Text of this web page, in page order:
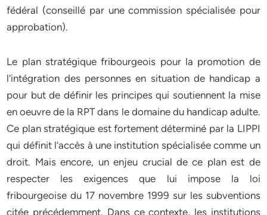
fédéral (conseillé par une commission spécialisée pour
approbation).
Le plan stratégique fribourgeois pour la promotion de
l’intégration des personnes en situation de handicap a
pour but de définir les principes qui soutiennent la mise
en oeuvre de la RPT dans le domaine du handicap adulte.
Ce plan stratégique est fortement déterminé par la LIPPI
qui définit l’accès à une institution spécialisée comme un
droit. Mais encore, un enjeu crucial de ce plan est de
respecter les exigences que lui impose la loi
fribourgeoise du 17 novembre 1999 sur les subventions
citée précédemment. Dans ce contexte, les institutions